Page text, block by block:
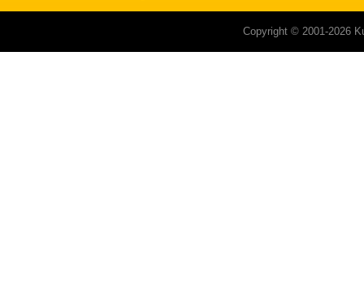
Copyright © 2001-2026